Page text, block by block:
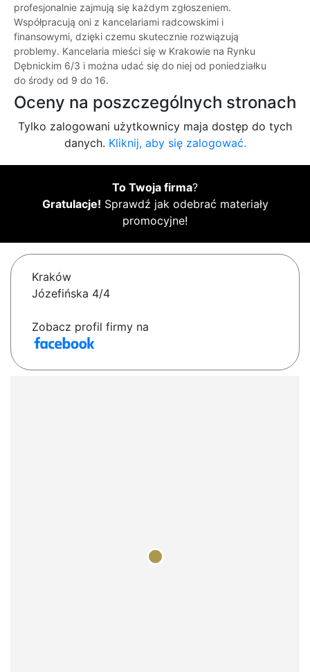
profesjonalnie zajmują się każdym zgłoszeniem.
Współpracują oni z kancelariami radcowskimi i
finansowymi, dzięki czemu skutecznie rozwiązują
problemy. Kancelaria mieści się w Krakowie na Rynku
Dębnickim 6/3 i można udać się do niej od poniedziałku
do środy od 9 do 16.
Oceny na poszczególnych stronach
Tylko zalogowani użytkownicy maja dostęp do tych
danych. Kliknij, aby się zalogować.
To Twoja firma?
Gratulacje! Sprawdź jak odebrać materiały
promocyjne!
Kraków
Józefińska 4/4
Zobacz profil firmy na